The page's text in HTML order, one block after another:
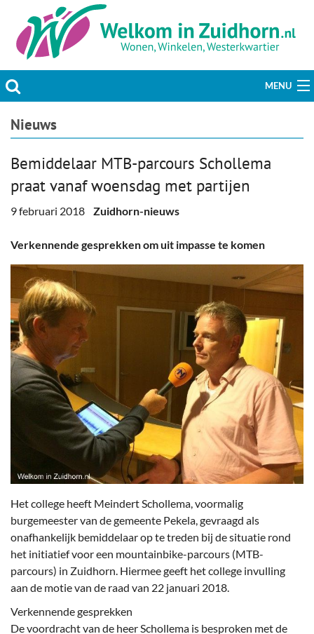
MENU
Actueel
Welzijn & Maatschappij
Bedrijven
Prikbord & Aanbiedingen
Plaats bericht
Nieuws
Bemiddelaar MTB-parcours Schollema
praat vanaf woensdag met partijen
9 februari 2018 Zuidhorn-nieuws
Verkennende gesprekken om uit impasse te komen
Het college heeft Meindert Schollema, voormalig
burgemeester van de gemeente Pekela, gevraagd als
onafhankelijk bemiddelaar op te treden bij de situatie rond
het initiatief voor een mountainbike-parcours (MTB-
parcours) in Zuidhorn. Hiermee geeft het college invulling
aan de motie van de raad van 22 januari 2018.
Verkennende gesprekken
De voordracht van de heer Schollema is besproken met de